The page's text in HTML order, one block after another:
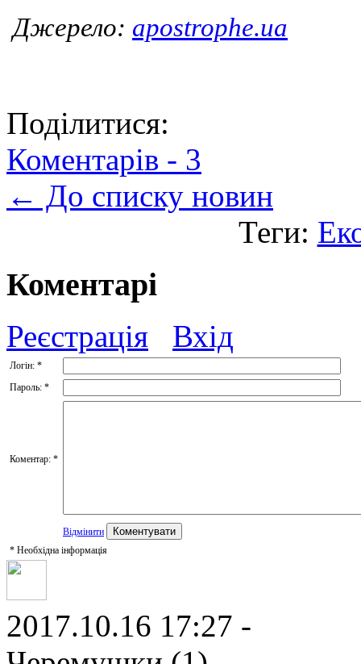
Джерело: apostrophe.ua
Поділитися:
Коментарів - 3
← До списку новин
Теги:
Коментарі
Реєстрація Вхід
Логін: *
Пароль: *
Коментар: *
Відмінити
* Необхідна інформація
2017.10.16 17:27 -